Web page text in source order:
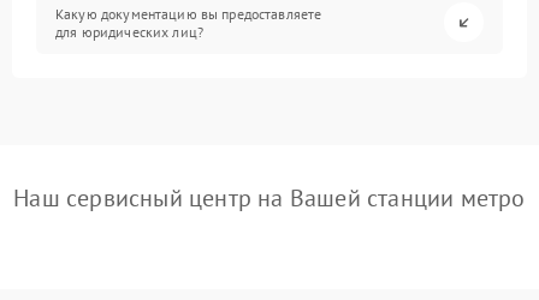
Какую документацию вы предоставляете
для юридических лиц?
Наш сервисный центр на Вашей станции метро